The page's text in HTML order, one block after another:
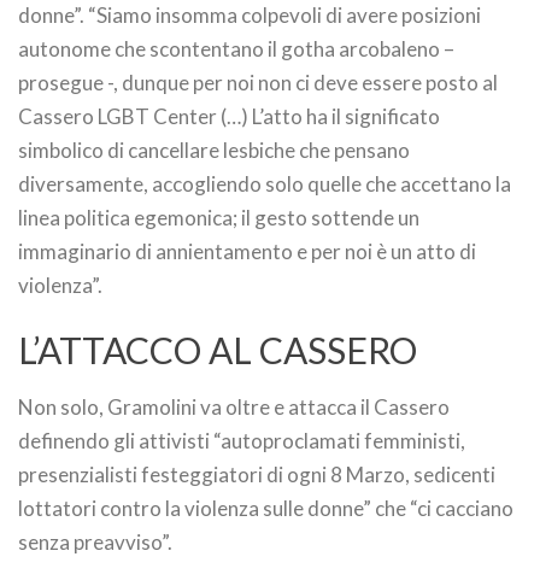
donne”. “Siamo insomma colpevoli di avere posizioni
autonome che scontentano il gotha arcobaleno –
prosegue -, dunque per noi non ci deve essere posto al
Cassero LGBT Center (…) L’atto ha il significato
simbolico di cancellare lesbiche che pensano
diversamente, accogliendo solo quelle che accettano la
linea politica egemonica; il gesto sottende un
immaginario di annientamento e per noi è un atto di
violenza”.
L’ATTACCO AL CASSERO
Non solo, Gramolini va oltre e attacca il Cassero
definendo gli attivisti “autoproclamati femministi,
presenzialisti festeggiatori di ogni 8 Marzo, sedicenti
lottatori contro la violenza sulle donne” che “ci cacciano
senza preavviso”.